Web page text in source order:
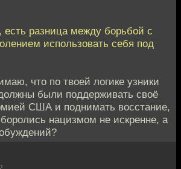
есть разница между борьбой с
использовать себя под
что по твоей логике узники
были поддерживать своё
США и поднимать восстание,
нацизмом не искренне, а